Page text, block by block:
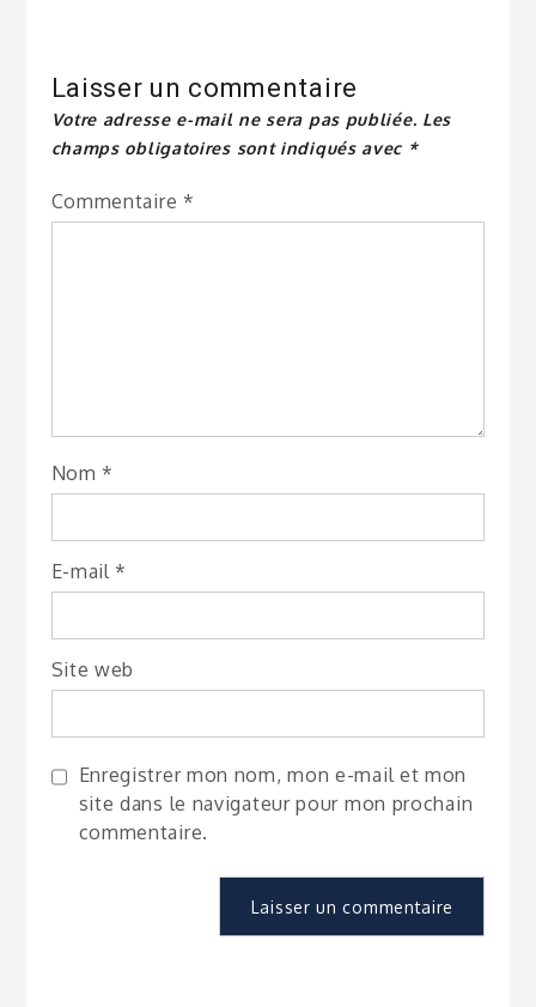
Laisser un commentaire
Votre adresse e-mail ne sera pas publiée. Les
champs obligatoires sont indiqués avec *
Commentaire *
Nom *
E-mail *
Site web
Enregistrer mon nom, mon e-mail et mon
site dans le navigateur pour mon prochain
commentaire.